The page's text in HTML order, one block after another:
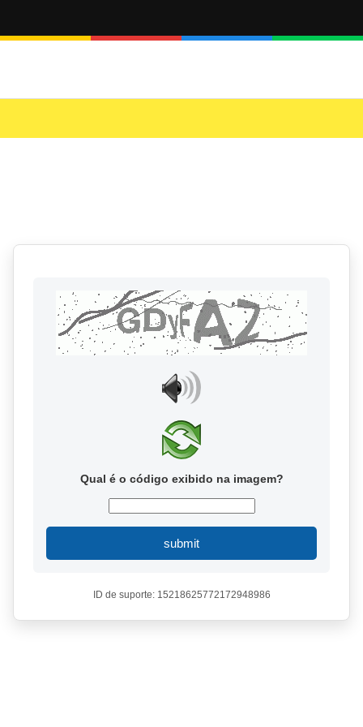
Qual é o código exibido na imagem?
submit
ID de suporte: 15218625772172948986